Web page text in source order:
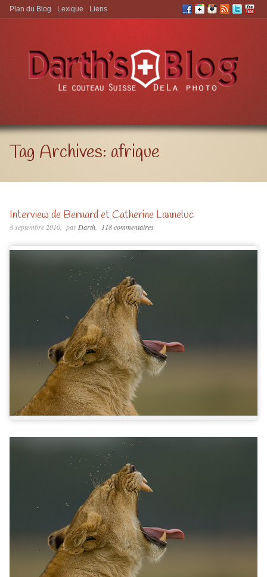
Aller à:
Plan du Blog Lexique Liens
Tag Archives: afrique
Interview de Bernard et Catherine Lanneluc
8 septembre 2010 parDarth 118 commentaires